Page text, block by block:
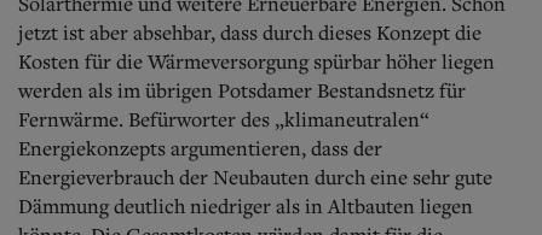
jetzt ist aber absehbar, dass durch dieses Konzept die
Kosten für die Wärmeversorgung spürbar höher liegen
werden als im übrigen Potsdamer Bestandsnetz für
Fernwärme. Befürworter des „klimaneutralen“
Energiekonzepts argumentieren, dass der
Energieverbrauch der Neubauten durch eine sehr gute
Dämmung deutlich niedriger als in Altbauten liegen